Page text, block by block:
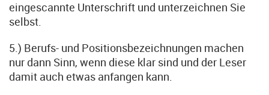
eingescannte Unterschrift und unterzeichnen Sie
selbst.
5.) Berufs- und Positionsbezeichnungen machen
nur dann Sinn, wenn diese klar sind und der Leser
damit auch etwas anfangen kann.